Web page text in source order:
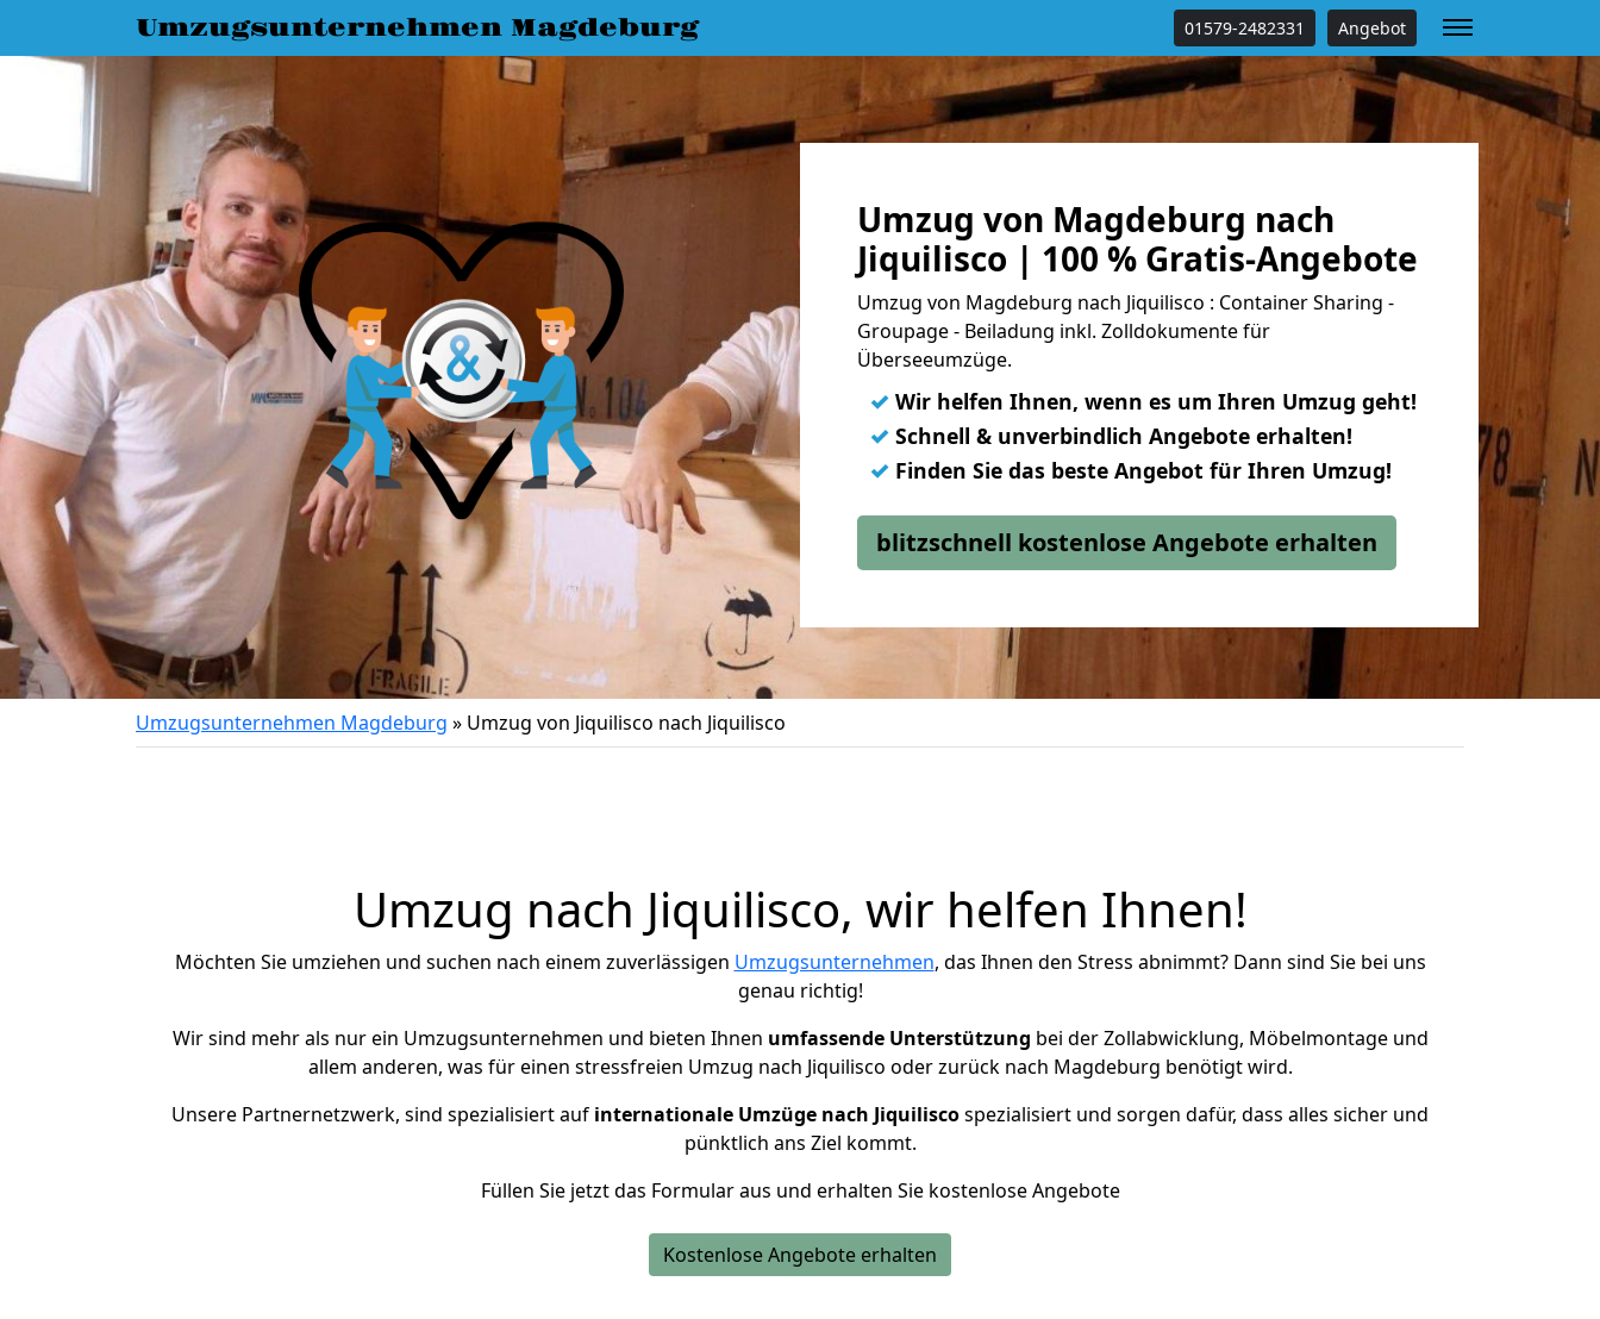
Umzugsunternehmen Magdeburg 01579-2482331 Angebot
Umzug von Magdeburg nach
Jiquilisco | 100 % Gratis-Angebote
Umzug von Magdeburg nach Jiquilisco : Container Sharing -
Groupage - Beiladung inkl. Zolldokumente für
Überseeumzüge.
✓ Wir helfen Ihnen, wenn es um Ihren Umzug geht!
✓ Schnell & unverbindlich Angebote erhalten!
✓ Finden Sie das beste Angebot für Ihren Umzug!
blitzschnell kostenlose Angebote erhalten
Umzugsunternehmen Magdeburg » Umzug von Jiquilisco nach Jiquilisco
Umzug nach Jiquilisco, wir helfen Ihnen!
Möchten Sie umziehen und suchen nach einem zuverlässigen Umzugsunternehmen, das Ihnen den Stress abnimmt? Dann sind Sie bei uns
genau richtig!
Wir sind mehr als nur ein Umzugsunternehmen und bieten Ihnen umfassende Unterstützung bei der Zollabwicklung, Möbelmontage und
allem anderen, was für einen stressfreien Umzug nach Jiquilisco oder zurück nach Magdeburg benötigt wird.
Unsere Partnernetzwerk, sind spezialisiert auf internationale Umzüge nach Jiquiliscospezialisiert und sorgen dafür, dass alles sicher und
pünktlich ans Ziel kommt.
Füllen Sie jetzt das Formular aus und erhalten Sie kostenlose Angebote
Kostenlose Angebote erhalten